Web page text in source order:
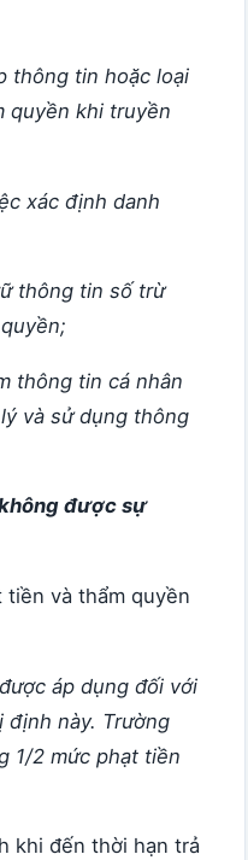
thông tin hoặc loại
quyền khi truyền
xác định danh
thông tin số trừ
thông tin cá nhân
và sử dụng thông
được sự
tiền và thẩm quyền
áp dụng đối với
định này. Trường
1/2 mức phạt tiền
khi đến thời hạn trả